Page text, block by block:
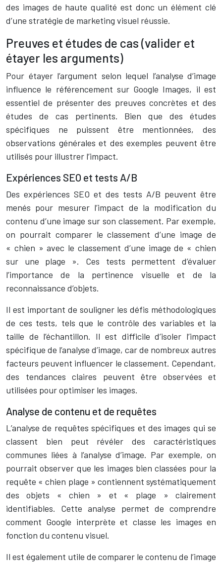
des images de haute qualité est donc un élément clé
d’une stratégie de marketing visuel réussie.
Preuves et études de cas (valider et
étayer les arguments)
Pour étayer l’argument selon lequel l’analyse d’image
influence le référencement sur Google Images, il est
essentiel de présenter des preuves concrètes et des
études de cas pertinents. Bien que des études
spécifiques ne puissent être mentionnées, des
observations générales et des exemples peuvent être
utilisés pour illustrer l’impact.
Expériences SEO et tests A/B
Des expériences SEO et des tests A/B peuvent être
menés pour mesurer l’impact de la modification du
contenu d’une image sur son classement. Par exemple,
on pourrait comparer le classement d’une image de
« chien » avec le classement d’une image de « chien
sur une plage ». Ces tests permettent d’évaluer
l’importance de la pertinence visuelle et de la
reconnaissance d’objets.
Il est important de souligner les défis méthodologiques
de ces tests, tels que le contrôle des variables et la
taille de l’échantillon. Il est difficile d’isoler l’impact
spécifique de l’analyse d’image, car de nombreux autres
facteurs peuvent influencer le classement. Cependant,
des tendances claires peuvent être observées et
utilisées pour optimiser les images.
Analyse de contenu et de requêtes
L’analyse de requêtes spécifiques et des images qui se
classent bien peut révéler des caractéristiques
communes liées à l’analyse d’image. Par exemple, on
pourrait observer que les images bien classées pour la
requête « chien plage » contiennent systématiquement
des objets « chien » et « plage » clairement
identifiables. Cette analyse permet de comprendre
comment Google interprète et classe les images en
fonction du contenu visuel.
Il est également utile de comparer le contenu de l’image